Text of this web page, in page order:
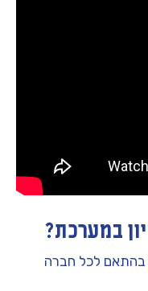
במערכת?
בהתאם לכל חברה